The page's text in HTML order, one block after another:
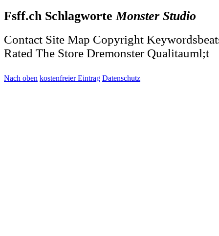
Fsff.ch SchlagworteMonster Studio
Contact Site Map Copyright
Rated The Store Dremonster Qualitauml;t
Nach oben kostenfreier Eintrag Datenschutz